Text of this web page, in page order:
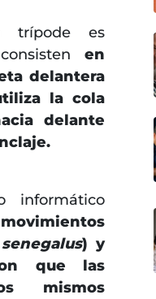
trípode es
en
delantera
la cola
delante
informático
) y
que las
mismos